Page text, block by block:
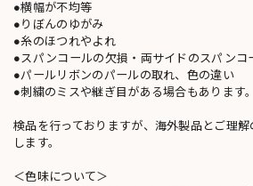
●横幅が不均等
●りぼんのゆがみ
●糸のほつれやよれ
●スパンコールの欠損・両サイドのスパンコ
●パールリボンのパールの取れ、色の違い
●刺繍のミスや継ぎ目がある場合もあります。
検品を行っておりますが、海外製品とご理
します。
＜色味について＞